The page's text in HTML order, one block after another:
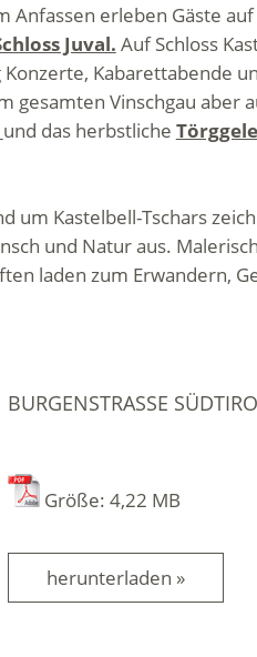
Anfassen erleben Gäste auf
Juval. Auf Schloss
Kabarettabende
gesamten Vinschgau aber
und das herbstliche
um Kastelbell-Tschars
und Natur aus.
laden zum Erwandern,
BURGENSTRASSE SÜDTIROL
Größe: 4,22 MB
herunterladen »